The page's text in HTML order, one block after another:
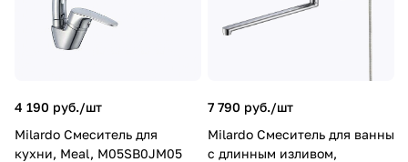
4 190 руб./шт
Milardo Смеситель для
кухни, Meal, M05SB0JM05
7 790 руб./шт
Milardo Смеситель для ванны
с длинным изливом,